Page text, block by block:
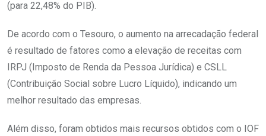
(para 22,48% do PIB).
De acordo com o Tesouro, o aumento na arrecadação federal
é resultado de fatores como a elevação de receitas com
IRPJ (Imposto de Renda da Pessoa Jurídica) e CSLL
(Contribuição Social sobre Lucro Líquido), indicando um
melhor resultado das empresas.
Além disso, foram obtidos mais recursos obtidos com o IOF